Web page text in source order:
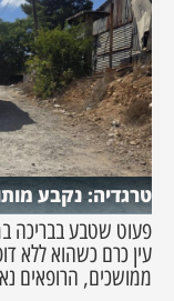
טרגדיה: נקבע
פעוט שטבע בבריכה
עין כרם כשהוא ללא
ממושכים, הרופאים